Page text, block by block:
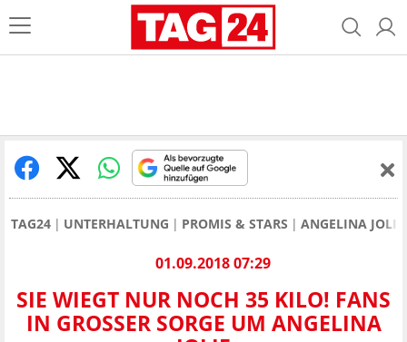
TAG24 UNTERHALTUNG PROMIS & STARS ANGELINA JOLIE
01.09.2018 07:29
SIE WIEGT NUR NOCH 35 KILO! FANS
IN GROSSER SORGE UM ANGELINA J